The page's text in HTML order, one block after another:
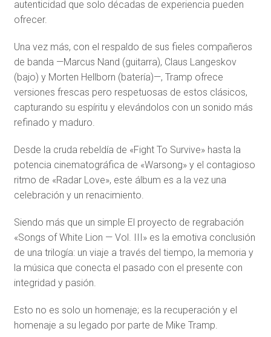
autenticidad que solo décadas de experiencia pueden
ofrecer.
Una vez más, con el respaldo de sus fieles compañeros
de banda —Marcus Nand (guitarra), Claus Langeskov
(bajo) y Morten Hellborn (batería)—, Tramp ofrece
versiones frescas pero respetuosas de estos clásicos,
capturando su espíritu y elevándolos con un sonido más
refinado y maduro.
Desde la cruda rebeldía de «Fight To Survive» hasta la
potencia cinematográfica de «Warsong» y el contagioso
ritmo de «Radar Love», este álbum es a la vez una
celebración y un renacimiento.
Siendo más que un simple El proyecto de regrabación
«Songs of White Lion — Vol. III» es la emotiva conclusión
de una trilogía: un viaje a través del tiempo, la memoria y
la música que conecta el pasado con el presente con
integridad y pasión.
Esto no es solo un homenaje; es la recuperación y el
homenaje a su legado por parte de Mike Tramp.